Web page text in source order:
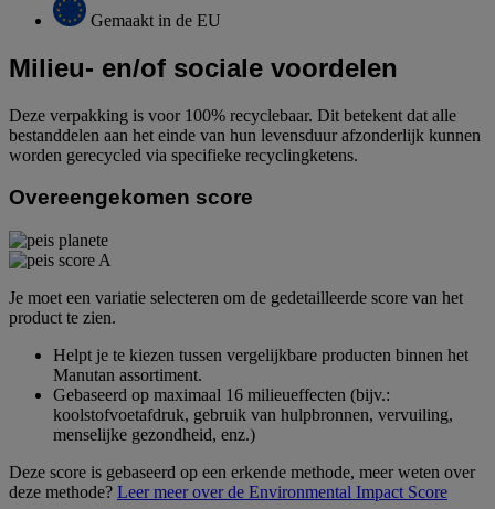
Gemaakt in de EU
Milieu- en/of sociale voordelen
Deze verpakking is voor 100% recyclebaar. Dit betekent dat alle
bestanddelen aan het einde van hun levensduur afzonderlijk kunnen
worden gerecycled via specifieke recyclingketens.
Overeengekomen score
Je moet een variatie selecteren om de gedetailleerde score van het
product te zien.
Helpt je te kiezen tussen vergelijkbare producten binnen het
Manutan assortiment.
Gebaseerd op maximaal 16 milieueffecten (bijv.:
koolstofvoetafdruk, gebruik van hulpbronnen, vervuiling,
menselijke gezondheid, enz.)
Deze score is gebaseerd op een erkende methode, meer weten over
deze methode? Leer meer over de Environmental Impact Score